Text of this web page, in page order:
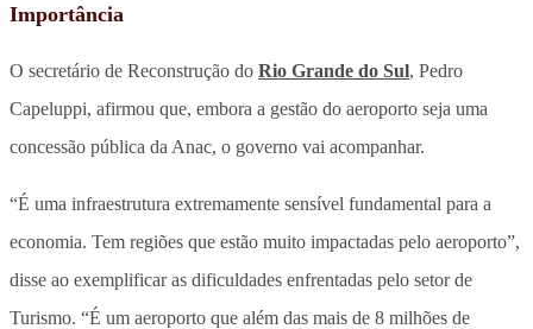
Importância
O secretário de Reconstrução do Rio Grande do Sul, Pedro
Capeluppi, afirmou que, embora a gestão do aeroporto seja uma
concessão pública da Anac, o governo vai acompanhar.
“É uma infraestrutura extremamente sensível fundamental para a
economia. Tem regiões que estão muito impactadas pelo aeroporto”,
disse ao exemplificar as dificuldades enfrentadas pelo setor de
Turismo. “É um aeroporto que além das mais de 8 milhões de